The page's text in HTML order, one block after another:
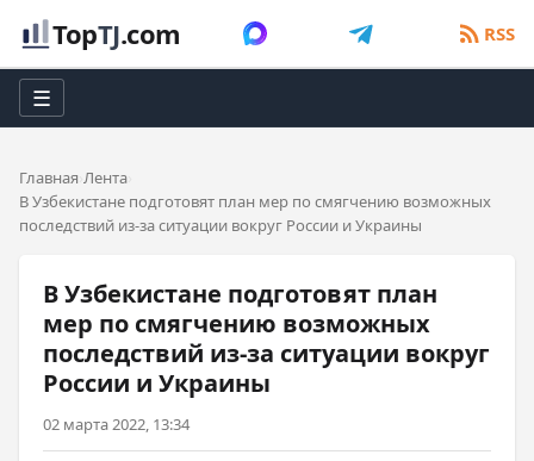
TopTJ.com RSS
☰
Главная Лента
В Узбекистане подготовят план мер по смягчению возможных
последствий из-за ситуации вокруг России и Украины
В Узбекистане подготовят план
мер по смягчению возможных
последствий из-за ситуации вокруг
России и Украины
02 марта 2022, 13:34